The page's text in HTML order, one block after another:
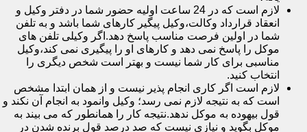
لازم است که در 24 ساعت اولیه حضور شما در دفتر وکیل و
انعقاد قرارداد وکالت،وکیل پیگیر کارهای شما باشد و به تلفن
شما در اولین فرصت مناسب پاسخ دهد.اگر وکیلی تلفن های
موکل را پاسخ نمی دهد و کارهای او را پیگیری نمی کند،وکیل
مناسبی برای کار شما نیست و بهتر است شخص دیگری را
انتخاب کنید.
لازم است اگر کاری انجام پذیر نیست و از همان ابتدا مشخص
است که به نتیجه لازم نمی رسد؛ وکیل وانمود به انجام آن نکند و
قول بیهوده به موکل ندهد.نتیجه کار را همانطور که می بیند به
موکل بگوید و نیازی نیست که صد درصد قول برنده شدن در